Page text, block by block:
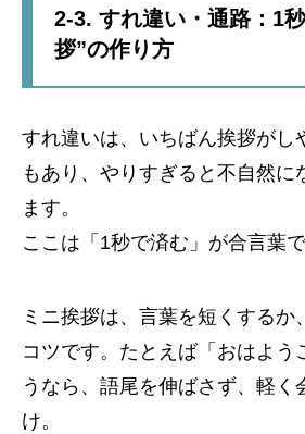
2-3. すれ違い・通路：1
拶”の作り方
すれ違いは、いちばん挨拶がし
もあり、やりすぎると不自然に
ます。
ここは「1秒で済む」が合言葉で
ミニ挨拶は、言葉を短くするか
コツです。たとえば「おはよう
うなら、語尾を伸ばさず、軽く
け。